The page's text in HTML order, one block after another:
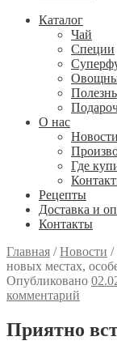
Каталог
Чай
Специи
О нас
Новости
Где
Рецепты
Доставка и
Контакты
Главная /Новости /
новых местах,
Опубликовано
комментарий
Приятно